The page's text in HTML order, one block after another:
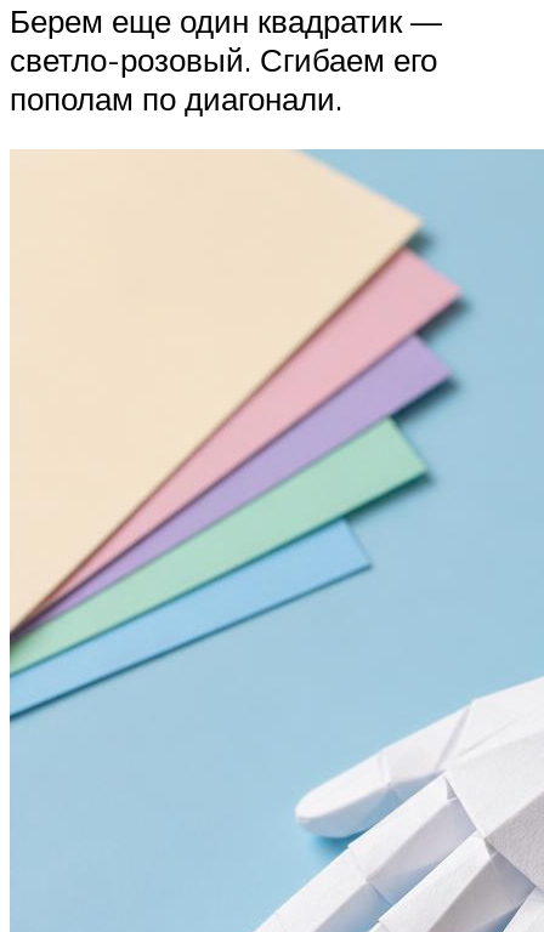
Берем еще один квадратик —
светло-розовый. Сгибаем его
пополам по диагонали.